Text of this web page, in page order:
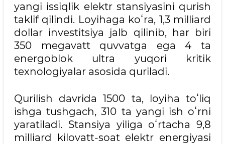
yangi issiqlik elektr stansiyasini qurish
taklif qilindi. Loyihaga koʻra, 1,3 milliard
dollar investitsiya jalb qilinib, har biri
350 megavatt quvvatga ega 4 ta
energoblok ultra yuqori kritik
texnologiyalar asosida quriladi.
Qurilish davrida 1500 ta, loyiha toʻliq
ishga tushgach, 310 ta yangi ish oʻrni
yaratiladi. Stansiya yiliga oʻrtacha 9,8
milliard kilovatt-soat elektr energiyasi